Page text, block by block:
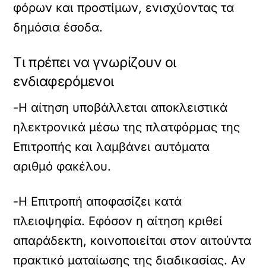
φόρων και προστίμων, ενισχύοντας τα
δημόσια έσοδα.
Τι πρέπει να γνωρίζουν οι
ενδιαφερόμενοι
-Η αίτηση υποβάλλεται αποκλειστικά
ηλεκτρονικά μέσω της πλατφόρμας της
Επιτροπής και λαμβάνει αυτόματα
αριθμό φακέλου.
-Η Επιτροπή αποφασίζει κατά
πλειοψηφία. Εφόσον η αίτηση κριθεί
απαράδεκτη, κοινοποιείται στον αιτούντα
πρακτικό ματαίωσης της διαδικασίας. Αν